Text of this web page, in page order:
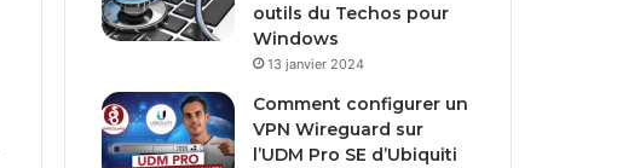
outils du Techos pour
Windows
13 janvier 2024
Comment configurer un
VPN Wireguard sur
l’UDM Pro SE d’Ubiquiti